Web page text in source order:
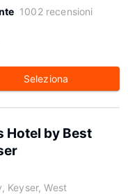
1002 recensioni
Seleziona
Hotel by Best
Keyser, West